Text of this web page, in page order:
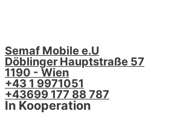
Semaf Mobile e.U
Döblinger Hauptstraße 57
1190 - Wien
+43 1 9971051
+43699 177 88 787
In Kooperation